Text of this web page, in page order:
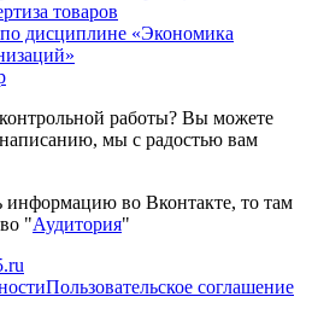
товаров
дисциплине «Экономика
работы? Вы можете
мы с радостью вам
информацию во Вконтакте, то там
"Аудитория"
Пользовательское соглашение